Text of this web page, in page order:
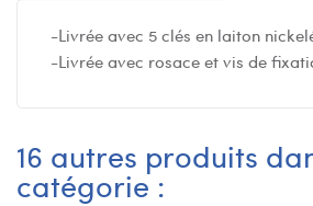
-Livrée avec 5 clés en laiton
-Livrée avec rosace et vis de
16 autres produits
catégorie :